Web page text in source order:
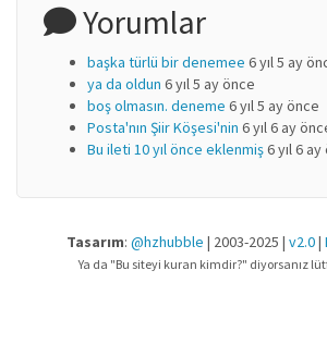
Yorumlar
başka türlü bir denemee 6 yıl 5 ay
ya da oldun 6 yıl 5 ay önce
boş olmasın. deneme 6 yıl 5 ay önce
Posta'nın Şiir Köşesi'nin 6 yıl 6 ay
Bu ileti 10 yıl önce eklenmiş6 yıl 6
Tasarım: @hzhubble | 2003-2025 | v2.0|
Ya da "Bu siteyi kuran kimdir?" diyorsanız